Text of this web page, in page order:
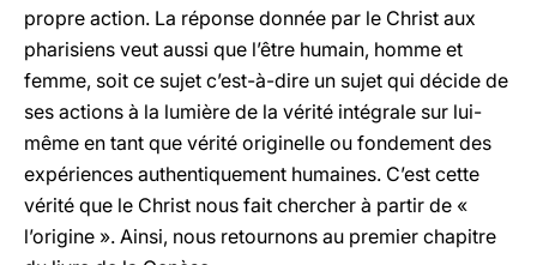
propre action. La réponse donnée par le Christ aux
pharisiens veut aussi que l’être humain, homme et
femme, soit ce sujet c’est-à-dire un sujet qui décide de
ses actions à la lumière de la vérité intégrale sur lui-
même en tant que vérité originelle ou fondement des
expériences authentiquement humaines. C’est cette
vérité que le Christ nous fait chercher à partir de «
l’origine ». Ainsi, nous retournons au premier chapitre